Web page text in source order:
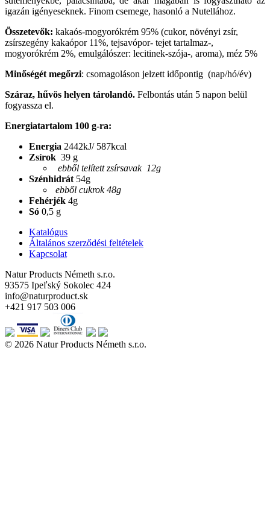
igazán igényeseknek. Finom csemege, hasonló a Nutellához.
Összetevők: kakaós-mogyorókrém 95% (cukor, növényi zsír,
zsírszegény kakaópor 11%, tejsavópor- tejet tartalmaz-,
mogyorókrém 2%, emulgálószer: lecitinek-szója-, aroma), méz 5%
Minőségét megőrzi: csomagoláson jelzett időpontig (nap/hó/év)
Száraz, hűvös helyen tárolandó. Felbontás után 5 napon belül
fogyassza el.
Energiatartalom 100 g-ra:
Energia 2442kJ/ 587kcal
Zsírok 39 g
ebből telített zsírsavak 12g
Szénhidrát 54g
ebből cukrok 48g
Fehérjék 4g
Só 0,5 g
Katalógus
Általános szerződési feltételek
Kapcsolat
Natur Products Németh s.r.o.
93575 Ipeľský Sokolec 424
info@naturproduct.sk
+421 917 503 006
© 2026 Natur Products Németh s.r.o.